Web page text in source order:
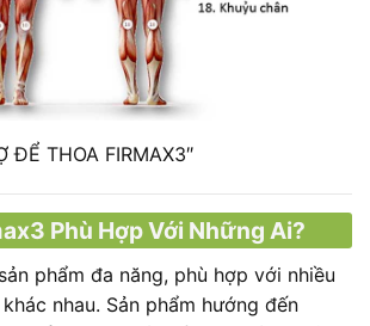
ĐỂ THOA FIRMAX3″
Phù Hợp Với Những Ai?
phẩm đa năng, phù hợp với nhiều
nhau. Sản phẩm hướng đến